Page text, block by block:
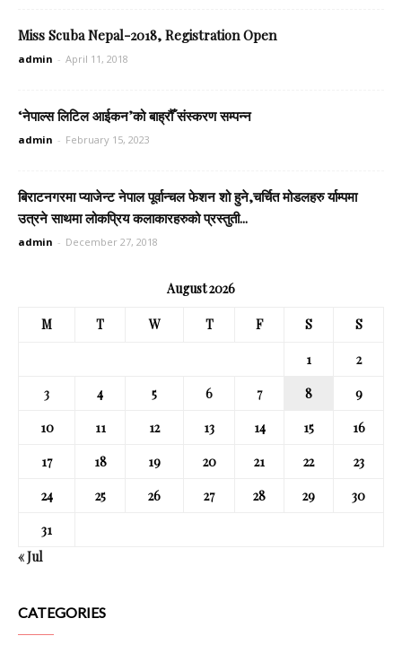
Miss Scuba Nepal-2018, Registration Open
admin - April 11, 2018
‘नेपाल्स लिटिल आईकन’को बाह्रौँ संस्करण सम्पन्न
admin - February 15, 2023
बिराटनगरमा प्याजेन्ट नेपाल पूर्वान्चल फेशन शो हुने,चर्चित मोडलहरु र्याम्पमा
उत्रने साथमा लोकप्रिय कलाकारहरुको प्रस्तुती...
admin - December 27, 2018
August 2026
M T W T F S S
1
2
3
4 5 6 7 8
9
10
11 12 13 14 15
16
17
18 19 20 21 22
23
24
25 26 27 28 29
30
31
« Jul
CATEGORIES